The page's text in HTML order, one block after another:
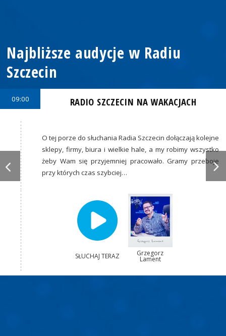
Najbliższe audycje w Radiu
Szczecin
09:00 RADIO SZCZECIN NA WAKACJACH
O tej porze do słuchania Radia Szczecin dołączają kolejne
sklepy, firmy, biura i wielkie hale, a my robimy wszystko
żeby Wam się przyjemniej pracowało. Gramy przeboje
przy których czas szybciej…
SŁUCHAJ TERAZ Grzegorz
Lament